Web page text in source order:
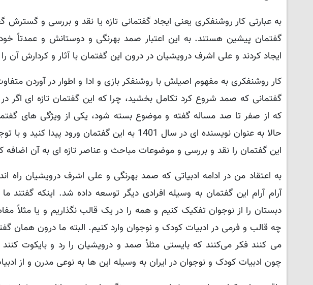
به عبارتی کار روشنفکری یعنی ایجاد گفتمانی تازه یا نقد و بررسی و
گفتمان پیشین هستند. به این اعتبار صمد بهرنگی و دوستانش و عمدتاً
ایجاد کردند و علی اشرف درویشیان در درون این گفتمان با آثار و کردارش
کار روشنفکری به مفهوم اصیلش با روشنفکر بازی و ادا و اطوار در آوردن
گفتمانی که صمد شروع کرد تکامل بخشید، چرا که این گفتمان تازه ای
که از صفر تا صد مساله گفته و موضوع بسته شود، یکی از ویژگی های
حالا به عنوان نویسنده ای در سال 1401 به این
این گفتمان را نقد و بررسی و موضوعات مباحث و عناصر تازه ای به آن اضافه
به اعتقاد من در ادامه ادبیاتی که صمد بهرنگی و علی اشرف درویشیان راه
آرام آرام این گفتمان به وسیله افرادی دیگر توسعه داده شد. اینکه گفتند
دبستان را از نوجوان تفکیک کنیم و همه را در یک قالب نگذاریم و یا مثلاً
چه قالب و فرمی در ادبیات کودک و نوجوان وارد کنیم. البته ما درون همان
می کنند فکر می‌کنند که بایستی مثلاً صمد و درویشیان را رد و بایکوت
چون ادبیات کودک و نوجوان در ایران به وسیله این ها به نوعی مدرن و از